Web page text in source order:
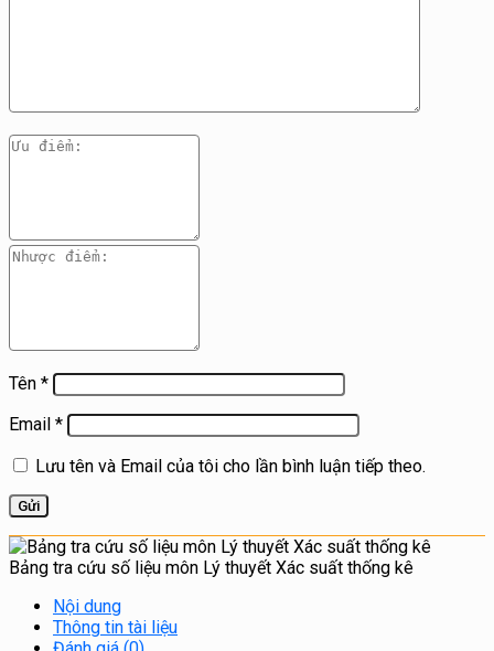
Tên *
Email *
Lưu tên và Email của tôi cho lần bình luận tiếp theo.
Bảng tra cứu số liệu môn Lý thuyết Xác suất thống kê
Nội dung
Thông tin tài liệu